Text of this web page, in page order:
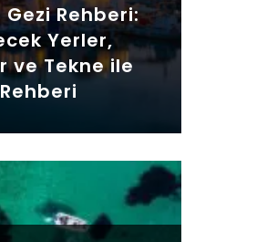
Gezi Rehberi:
Yerler,
ve Tekne ile